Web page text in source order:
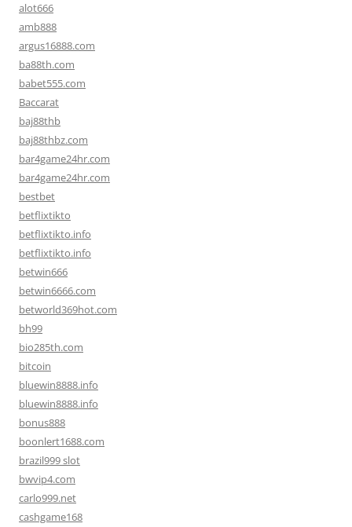
alot666
amb888
argus16888.com
ba88th.com
babet555.com
Baccarat
baj88thb
baj88thbz.com
bar4game24hr.com
bar4game24hr.com
bestbet
betflixtikto
betflixtikto.info
betflixtikto.info
betwin666
betwin6666.com
betworld369hot.com
bh99
bio285th.com
bitcoin
bluewin8888.info
bluewin8888.info
bonus888
boonlert1688.com
brazil999 slot
bwvip4.com
carlo999.net
cashgame168